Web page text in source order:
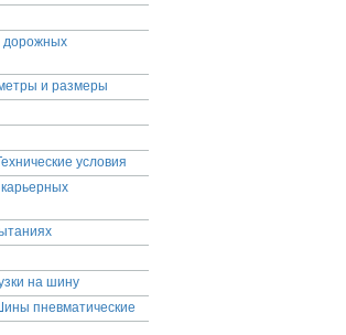
дорожных
и размеры
условия
на шину
пневматические